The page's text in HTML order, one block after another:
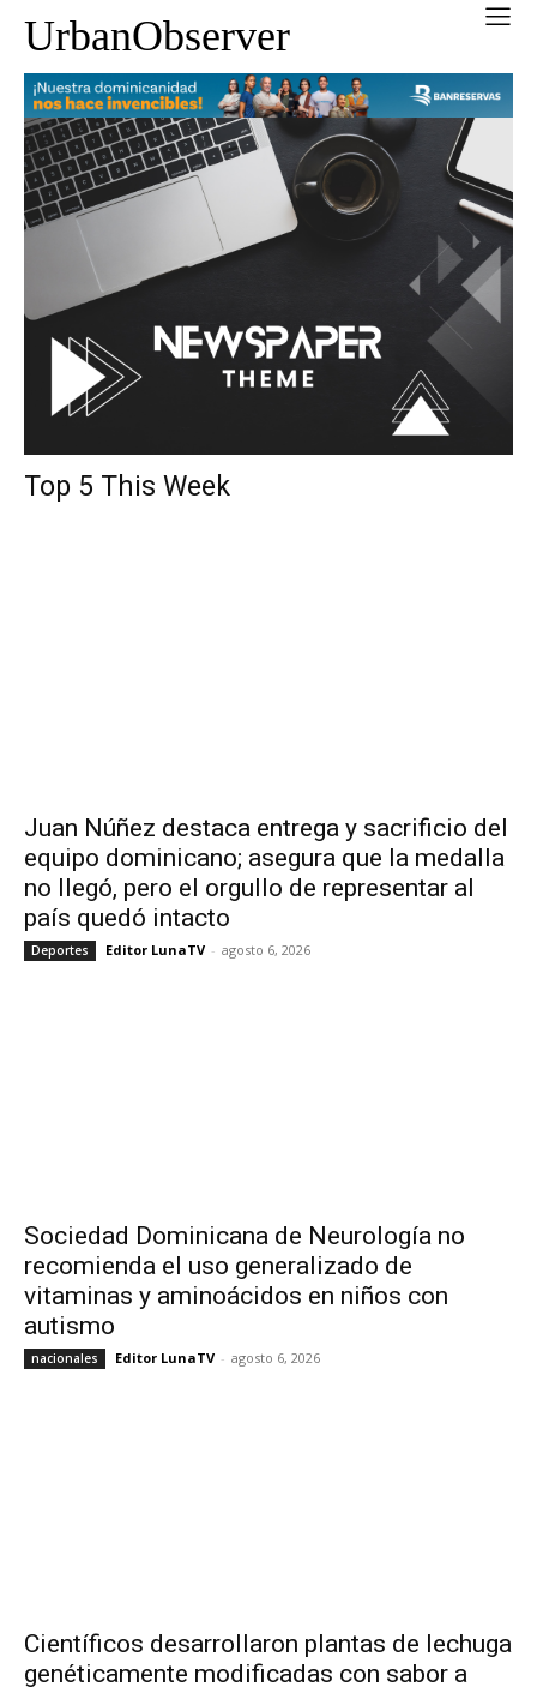
UrbanObserver
Top 5 This Week
Juan Núñez destaca entrega y sacrificio del
equipo dominicano; asegura que la medalla
no llegó, pero el orgullo de representar al
país quedó intacto
Deportes Editor LunaTV - agosto 6, 2026
Sociedad Dominicana de Neurología no
recomienda el uso generalizado de
vitaminas y aminoácidos en niños con
autismo
nacionales Editor LunaTV - agosto 6, 2026
Científicos desarrollaron plantas de lechuga
genéticamente modificadas con sabor a